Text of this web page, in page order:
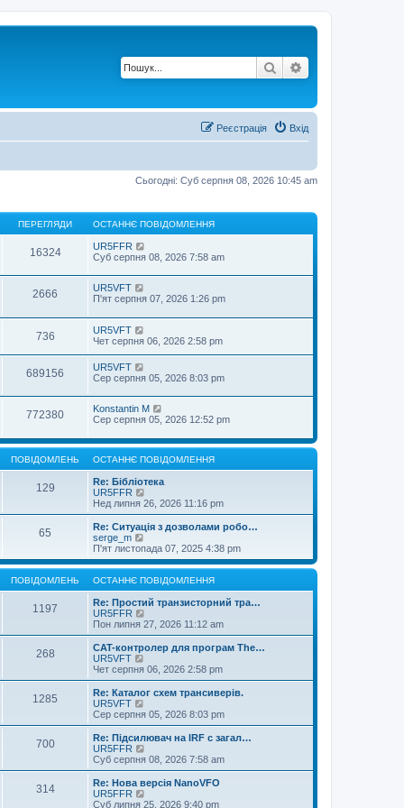
Пошук
Вхід
Реєстрація
Сьогодні: Суб серпня 08, 2026 10:45 am
ПЕРЕГЛЯДИ ОСТАННЄ ПОВІДОМЛЕННЯ
16324
UR5FFR
Суб серпня 08, 2026 7:58 am
2666
UR5VFT
П'ят серпня 07, 2026 1:26 pm
736
UR5VFT
Чет серпня 06, 2026 2:58 pm
689156
UR5VFT
Сер серпня 05, 2026 8:03 pm
772380
Konstantin M
Сер серпня 05, 2026 12:52 pm
ПОВІДОМЛЕНЬ ОСТАННЄ ПОВІДОМЛЕННЯ
129
Re: Бібліотека
UR5FFR
е
р
е
г
л
н
у
т
и
с
н
н
є
о
і
д
о
л
е
н
я
Нед липня 26, 2026 11:16 pm
65
Re: Ситуація з дозволами робо…
serge_m
е
р
е
г
л
я
у
т
и
с
н
н
є
о
і
д
о
П'ят листопада 07, 2025 4:38 pm
ПОВІДОМЛЕНЬ ОСТАННЄ ПОВІДОМЛЕННЯ
1197
Re: Простий транзисторний тра…
UR5FFR
е
р
е
л
у
т
и
с
а
н
н
Пон липня 27, 2026 11:12 am
268
CAT-контролер для програм The…
UR5VFT
е
р
е
л
у
и
с
Чет серпня 06, 2026 2:58 pm
1285
Re: Каталог схем трансиверів.
UR5VFT
е
р
е
л
у
т
Сер серпня 05, 2026 8:03 pm
700
Re: Підсилювач на IRF с загал…
UR5FFR
е
р
е
л
Суб серпня 08, 2026 7:58 am
314
Re: Нова версія NanoVFO
UR5FFR
е
Суб липня 25, 2026 9:40 pm